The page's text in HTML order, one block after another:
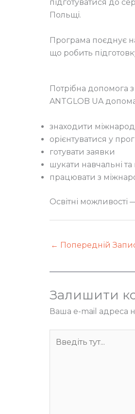
підготуватися до
Польщі.
Програма поєднує
що робить
Потрібна допомога
ANTGLOB UA
знаходити
орієнтуватися у
готувати заявки
шукати навчальні
працювати з
Освітні можливості
← Попередній
Залишити
Ваша e-mail адреса
тут...